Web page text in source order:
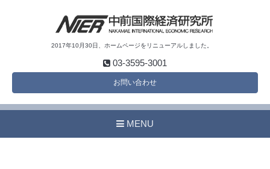
2017年10月30日、ホームページをリニューアルしました。
03-3595-3001
お問い合わせ
MENU